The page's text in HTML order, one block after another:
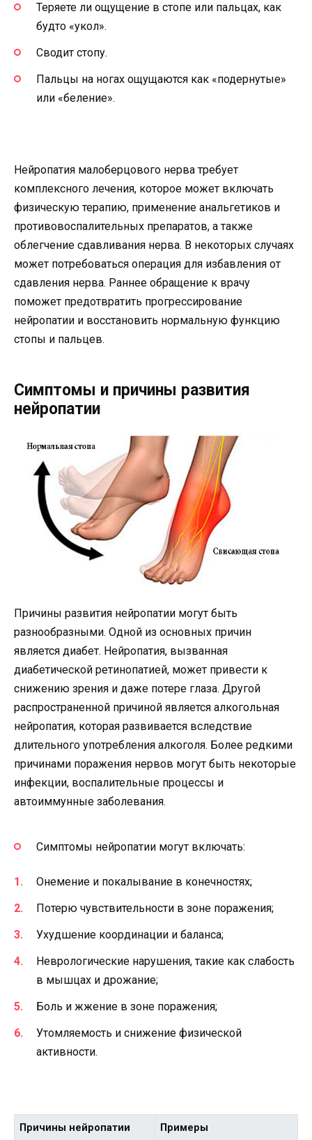
Теряете ли ощущение в стопе или пальцах, как
будто «укол».
Сводит стопу.
Пальцы на ногах ощущаются как «подернутые»
или «беление».
Нейропатия малоберцового нерва требует
комплексного лечения, которое может включать
физическую терапию, применение анальгетиков и
противовоспалительных препаратов, а также
облегчение сдавливания нерва. В некоторых случаях
может потребоваться операция для избавления от
сдавления нерва. Раннее обращение к врачу
поможет предотвратить прогрессирование
нейропатии и восстановить нормальную функцию
стопы и пальцев.
Симптомы и причины развития
нейропатии
Причины развития нейропатии могут быть
разнообразными. Одной из основных причин
является диабет. Нейропатия, вызванная
диабетической ретинопатией, может привести к
снижению зрения и даже потере глаза. Другой
распространенной причиной является алкогольная
нейропатия, которая развивается вследствие
длительного употребления алкоголя. Более редкими
причинами поражения нервов могут быть некоторые
инфекции, воспалительные процессы и
автоиммунные заболевания.
Симптомы нейропатии могут включать:
Онемение и покалывание в конечностях;
Потерю чувствительности в зоне поражения;
Ухудшение координации и баланса;
Неврологические нарушения, такие как слабость
в мышцах и дрожание;
Боль и жжение в зоне поражения;
Утомляемость и снижение физической
активности.
Причины нейропатии Примеры